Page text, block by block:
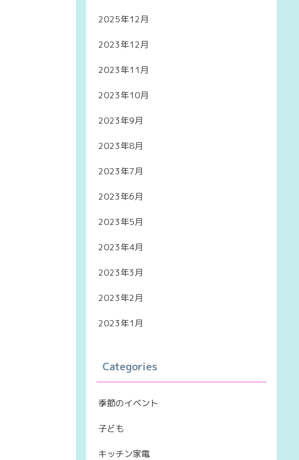
2025年12月
2023年12月
2023年11月
2023年10月
2023年9月
2023年8月
2023年7月
2023年6月
2023年5月
2023年4月
2023年3月
2023年2月
2023年1月
Categories
季節のイベント
子ども
キッチン家電